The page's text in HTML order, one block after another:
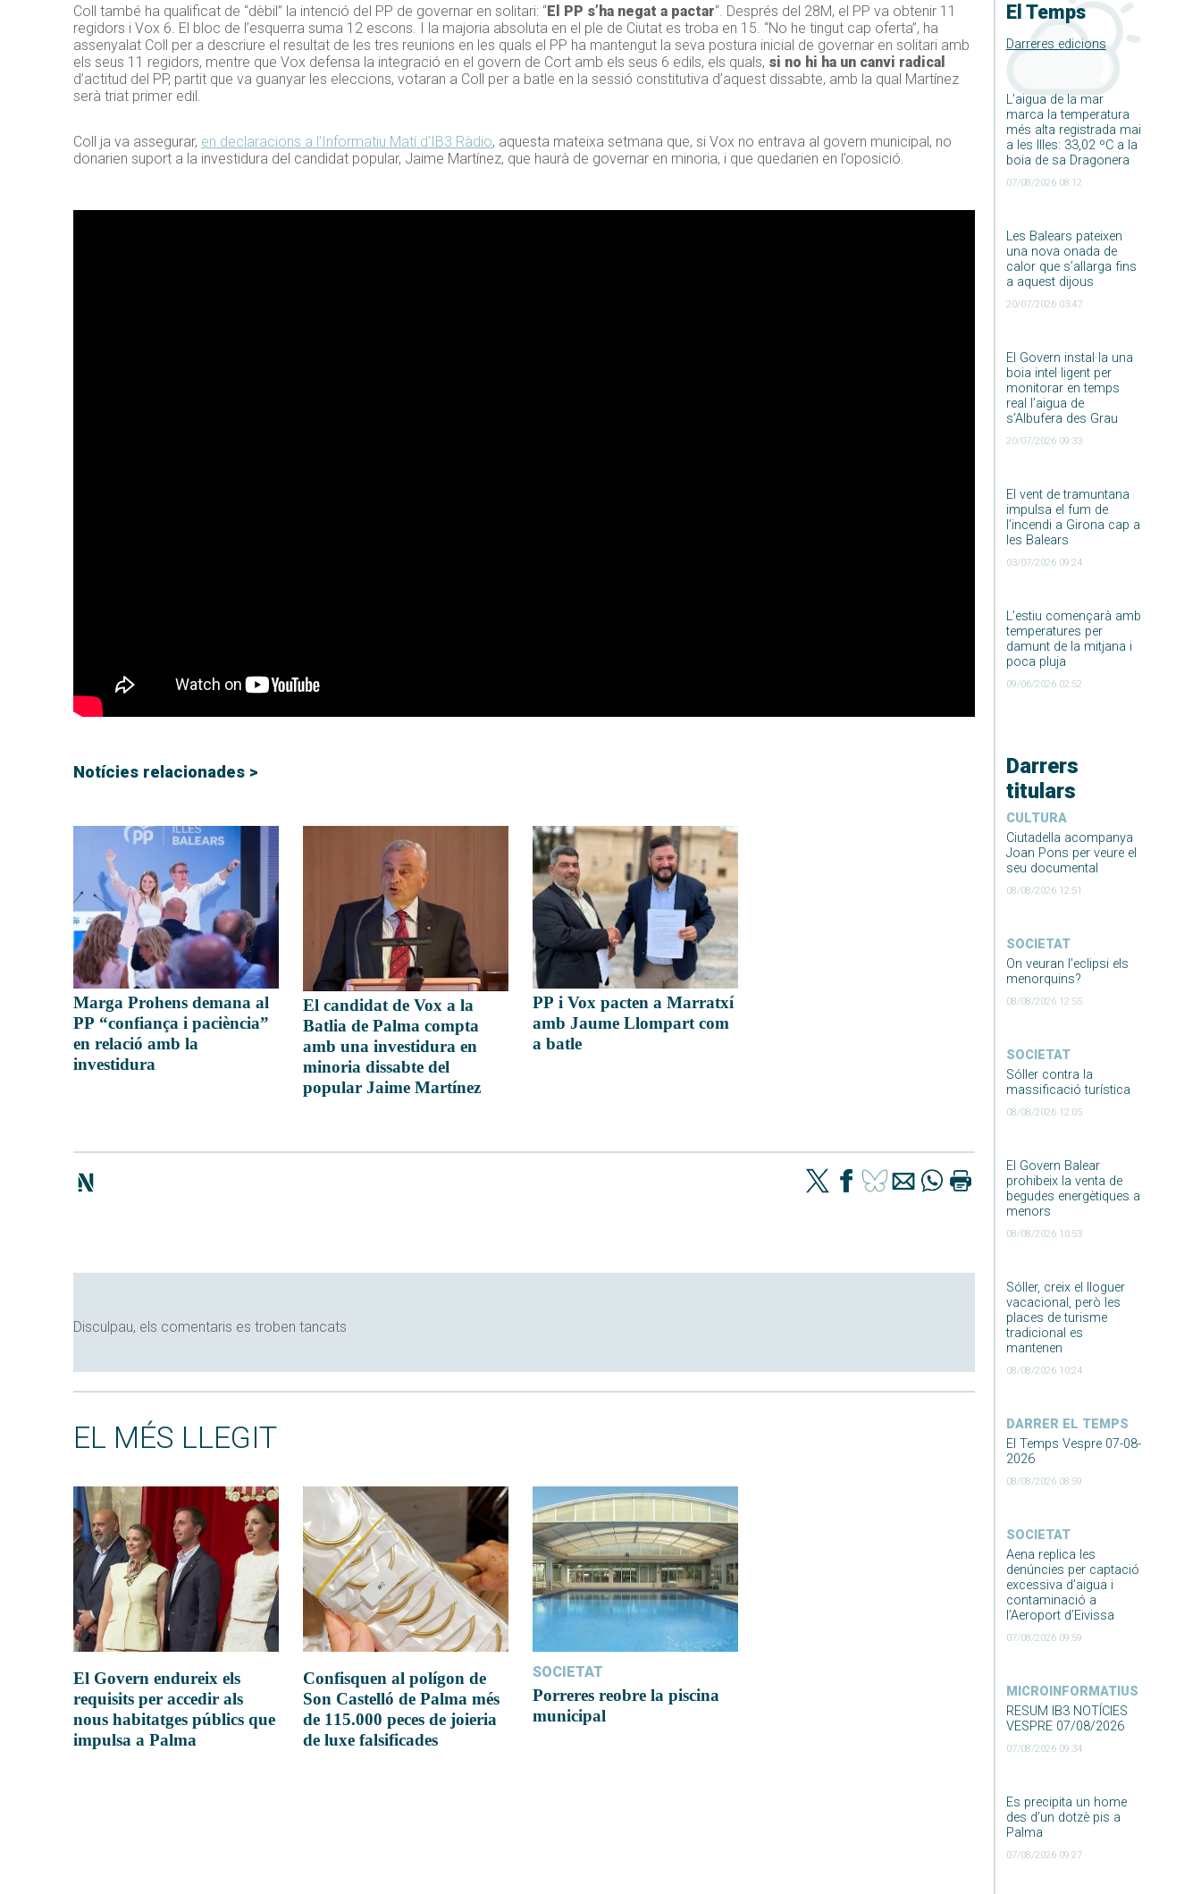
El Temps
Darreres edicions
L’aigua de la mar
marca la temperatura
més alta registrada mai
a les Illes: 33,02 ºC a la
boia de sa Dragonera
07/08/2026 08:12
Les Balears pateixen
una nova onada de
calor que s’allarga fins
a aquest dijous
20/07/2026 03:47
El Govern instal·la una
boia intel·ligent per
monitorar en temps
real l’aigua de
s’Albufera des Grau
20/07/2026 09:33
El vent de tramuntana
impulsa el fum de
l’incendi a Girona cap a
les Balears
03/07/2026 09:24
L’estiu començarà amb
temperatures per
damunt de la mitjana i
poca pluja
09/06/2026 02:52
Darrers
titulars
CULTURA
Ciutadella acompanya
Joan Pons per veure el
seu documental
08/08/2026 12:51
SOCIETAT
On veuran l’eclipsi els
menorquins?
08/08/2026 12:55
SOCIETAT
Sóller contra la
massificació turística
08/08/2026 12:05
El Govern Balear
prohibeix la venta de
begudes energètiques a
menors
08/08/2026 10:53
Sóller, creix el lloguer
vacacional, però les
places de turisme
tradicional es
mantenen
08/08/2026 10:24
DARRER EL TEMPS
El Temps Vespre 07-08-
2026
08/08/2026 08:59
SOCIETAT
Aena replica les
denúncies per captació
excessiva d’aigua i
contaminació a
l’Aeroport d’Eivissa
07/08/2026 09:59
MICROINFORMATIUS
RESUM IB3 NOTÍCIES
VESPRE 07/08/2026
07/08/2026 09:34
Es precipita un home
des d’un dotzè pis a
Palma
07/08/2026 09:27
Coll també ha qualificat de “dèbil” la intenció del PP de governar en solitari: “El PP s’ha negat a pactar“. Després del 28M, el PP va obtenir 11
regidors i Vox 6. El bloc de l’esquerra suma 12 escons. I la majoria absoluta en el ple de Ciutat es troba en 15. “No he tingut cap oferta”, ha
assenyalat Coll per a descriure el resultat de les tres reunions en les quals el PP ha mantengut la seva postura inicial de governar en solitari amb
els seus 11 regidors, mentre que Vox defensa la integració en el govern de Cort amb els seus 6 edils, els quals, si no hi ha un canvi radical
d’actitud del PP, partit que va guanyar les eleccions, votaran a Coll per a batle en la sessió constitutiva d’aquest dissabte, amb la qual Martínez
serà triat primer edil.
Coll ja va assegurar, en declaracions a l’Informatiu Matí d’IB3 Ràdio, aquesta mateixa setmana que, si Vox no entrava al govern municipal, no
donarien suport a la investidura del candidat popular, Jaime Martínez, que haurà de governar en minoria, i que quedarien en l’oposició.
Notícies relacionades >
Marga Prohens demana al
PP “confiança i paciència”
en relació amb la
investidura
El candidat de Vox a la
Batlia de Palma compta
amb una investidura en
minoria dissabte del
popular Jaime Martínez
PP i Vox pacten a Marratxí
amb Jaume Llompart com
a batle
Disculpau, els comentaris es troben tancats
EL MÉS LLEGIT
El Govern endureix els
requisits per accedir als
nous habitatges públics que
impulsa a Palma
Confisquen al polígon de
Son Castelló de Palma més
de 115.000 peces de joieria
de luxe falsificades
SOCIETAT
Porreres reobre la piscina
municipal